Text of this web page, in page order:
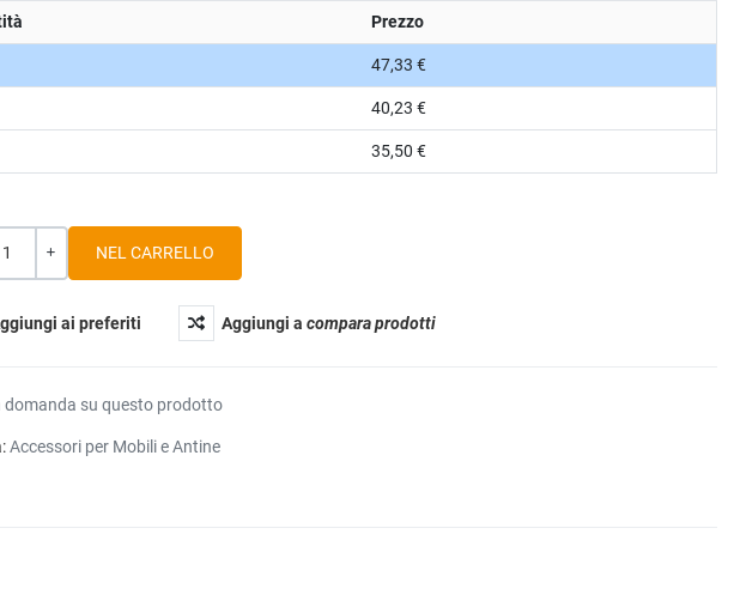
Prezzo
47,33 €
40,23 €
35,50 €
ai preferiti Aggiungi acompara prodotti
domanda su questo prodotto
Accessori per Mobili e Antine